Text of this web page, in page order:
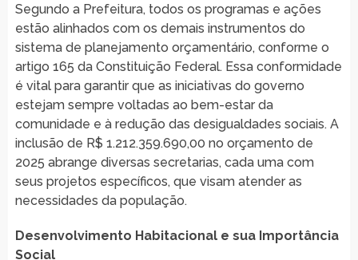
Segundo a Prefeitura, todos os programas e ações
estão alinhados com os demais instrumentos do
sistema de planejamento orçamentário, conforme o
artigo 165 da Constituição Federal. Essa conformidade
é vital para garantir que as iniciativas do governo
estejam sempre voltadas ao bem-estar da
comunidade e à redução das desigualdades sociais. A
inclusão de R$ 1.212.359.690,00 no orçamento de
2025 abrange diversas secretarias, cada uma com
seus projetos específicos, que visam atender as
necessidades da população.
Desenvolvimento Habitacional e sua Importância
Social